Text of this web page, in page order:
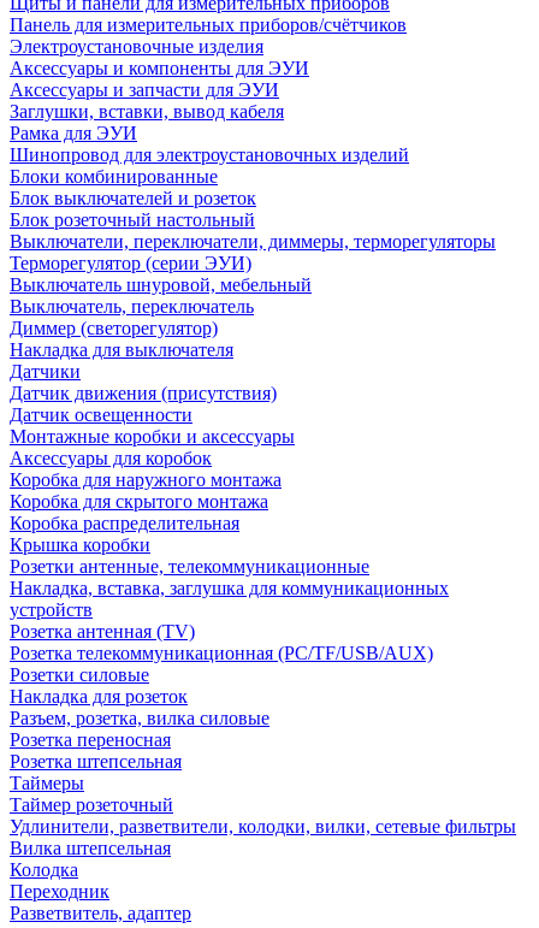
Панель для измерительных приборов/счётчиков
Электроустановочные изделия
Аксессуары и компоненты для ЭУИ
Аксессуары и запчасти для ЭУИ
Заглушки, вставки, вывод кабеля
Рамка для ЭУИ
Шинопровод для электроустановочных изделий
Блоки комбинированные
Блок выключателей и розеток
Блок розеточный настольный
Выключатели, переключатели, диммеры, терморегуляторы
Терморегулятор (серии ЭУИ)
Выключатель шнуровой, мебельный
Выключатель, переключатель
Диммер (светорегулятор)
Накладка для выключателя
Датчики
Датчик движения (присутствия)
Датчик освещенности
Монтажные коробки и аксессуары
Аксессуары для коробок
Коробка для наружного монтажа
Коробка для скрытого монтажа
Коробка распределительная
Крышка коробки
Розетки антенные, телекоммуникационные
Накладка, вставка, заглушка для коммуникационных
устройств
Розетка антенная (TV)
Розетка телекоммуникационная (PC/TF/USB/AUX)
Розетки силовые
Накладка для розеток
Разъем, розетка, вилка силовые
Розетка переносная
Розетка штепсельная
Таймеры
Таймер розеточный
Удлинители, разветвители, колодки, вилки, сетевые фильтры
Вилка штепсельная
Колодка
Переходник
Разветвитель, адаптер